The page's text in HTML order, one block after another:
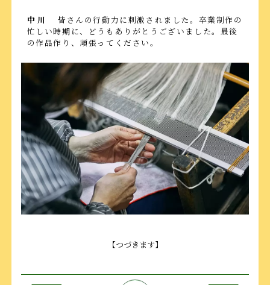
中川
皆さんの行動力に刺激されました。卒業制作の
忙しい時期に、どうもありがとうございました。最後
の作品作り、頑張ってください。
【つづきます】